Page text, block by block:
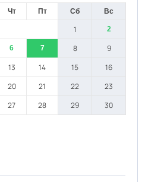
Чт Пт Сб Вс
1 2
6 7 8
9
13 14 15
16
20 21 22
23
27 28 29
30